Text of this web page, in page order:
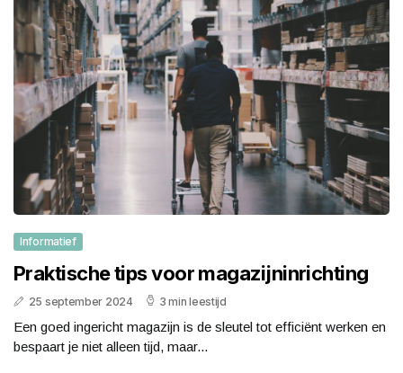
Informatief
Praktische tips voor magazijninrichting
25 september 2024 3 min leestijd
Een goed ingericht magazijn is de sleutel tot efficiënt werken en
bespaart je niet alleen tijd, maar...